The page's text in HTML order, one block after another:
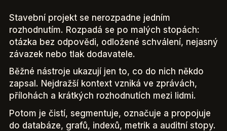
Stavební projekt se nerozpadne jedním
rozhodnutím. Rozpadá se po malých stopách:
otázka bez odpovědi, odložené schválení, nejasný
závazek nebo tlak dodavatele.
Běžné nástroje ukazují jen to, co do nich někdo
zapsal. Nejdražší kontext vzniká ve zprávách,
přílohách a krátkých rozhodnutích mezi lidmi.
Potom je čistí, segmentuje, označuje a propojuje
do databáze, grafů, indexů, metrik a auditní stopy.